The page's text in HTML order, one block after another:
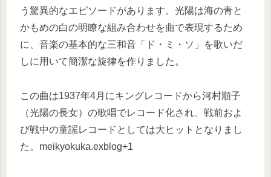
う驚異的なエピソードがあります。光陽は海の青と
かもめの白の明瞭な組み合わせを曲で表現するため
に、音楽の基本的な三和音「ド・ミ・ソ」を歌いだ
しに用いて簡潔な旋律を作りました。
この曲は1937年4月にキングレコードから河村順子
（光陽の長女）の歌唱でレコード化され、戦前およ
び戦中の童謡レコードとしては大ヒットとなりまし
た。meikyokuka.exblog+1